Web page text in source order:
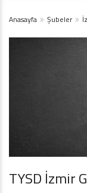
Anasayfa Şubeler
TYSD İzmir